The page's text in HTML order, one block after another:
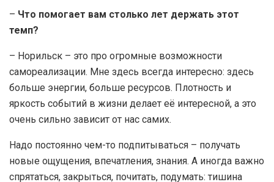
– Что помогает вам столько лет держать этот
темп?
– Норильск – это про огромные возможности
самореализации. Мне здесь всегда интересно: здесь
больше энергии, больше ресурсов. Плотность и
яркость событий в жизни делает её интересной, а это
очень сильно зависит от нас самих.
Надо постоянно чем-то подпитываться – получать
новые ощущения, впечатления, знания. А иногда важно
спрятаться, закрыться, почитать, подумать: тишина